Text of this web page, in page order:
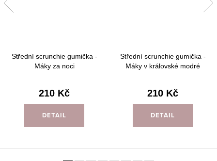
Střední scrunchie gumička -
Máky za noci
210 Kč
DETAIL
Střední scrunchie gumička -
Máky v královské modré
210 Kč
DETAIL